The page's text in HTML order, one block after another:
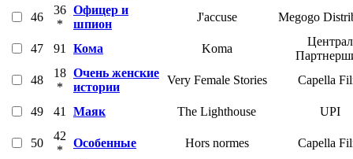
46
36
*
Офицер и
шпион
J'accuse Megogo
47 91 Кома Koma
Централ
48
18
*
Очень женские
истории
Very Female Stories Capella
49 41 Маяк The Lighthouse UPI
50
42
*
Особенные Hors normes Capella